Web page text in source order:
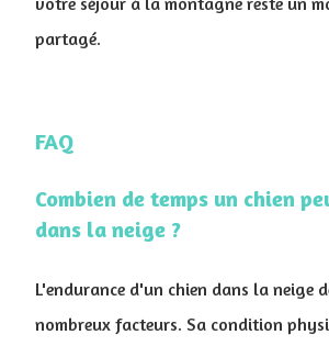
partagé.
FAQ
Combien de temps un chien
dans la neige ?
L'endurance d'un chien dans la neige
nombreux facteurs. Sa condition